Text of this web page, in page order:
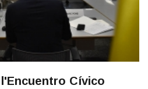
Cívico